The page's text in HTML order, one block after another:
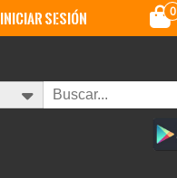
0
iniciar sesión